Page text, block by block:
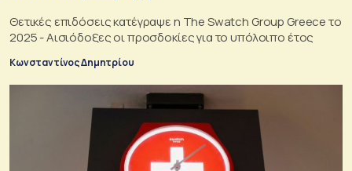
Θετικές επιδόσεις κατέγραψε η The Swatch Group Greece το
2025 - Αισιόδοξες οι προσδοκίες για το υπόλοιπο έτος
Κωνσταντίνος Δημητρίου